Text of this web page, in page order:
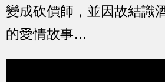
變成砍價師，並因故結識
的愛情故事…